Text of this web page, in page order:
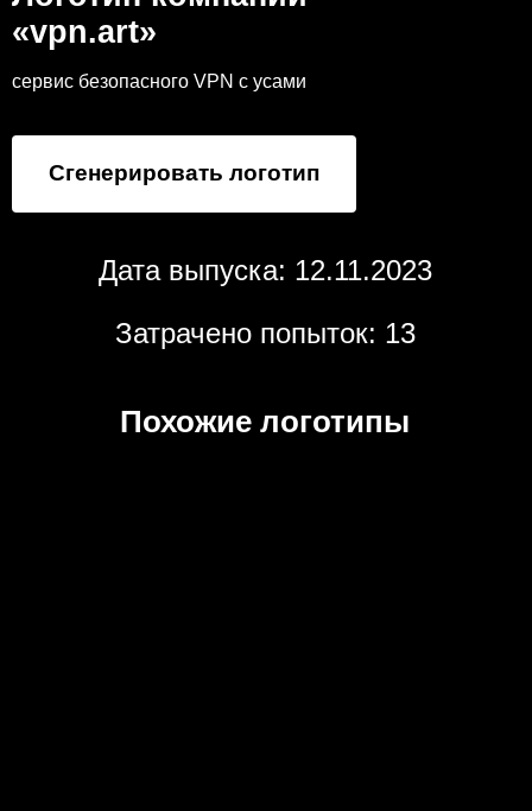
«vpn.art»
сервис безопасного VPN с усами
Сгенерировать логотип
Дата выпуска: 12.11.2023
Затрачено попыток: 13
Похожие логотипы